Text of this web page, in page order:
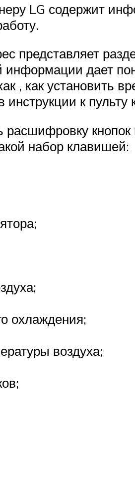
LG содержит
представляет
информации дает
, как установить
к пульту
набор клавишей:
охлаждения;
воздуха;